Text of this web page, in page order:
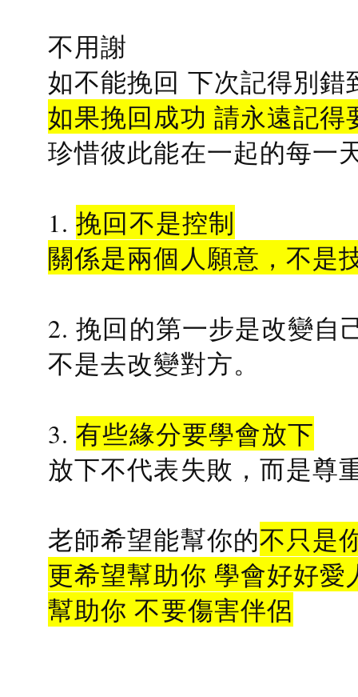
不用謝
如不能挽回 下次記得別錯
如果挽回成功 請永遠記得
珍惜彼此能在一起的每一
1.挽回不是控制
關係是兩個人願意，不是
2. 挽回的第一步是改變自
不是去改變對方。
3.有些緣分要學會放下
放下不代表失敗，而是尊
老師希望能幫你的不只是
更希望幫助你 學會好好愛
幫助你 不要傷害伴侶